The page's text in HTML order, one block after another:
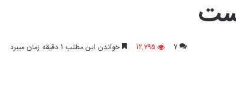
7
12,795 خواندن این مطلب 1 دقیقه زمان میبرد